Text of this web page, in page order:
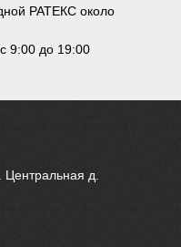
РАТЕКС около
9:00 до 19:00
д.